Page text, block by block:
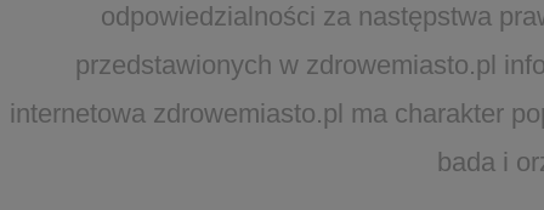
odpowiedzialności za następstwa
przedstawionych w zdrowemiasto.pl
internetowa zdrowemiasto.pl ma charakter
bada i